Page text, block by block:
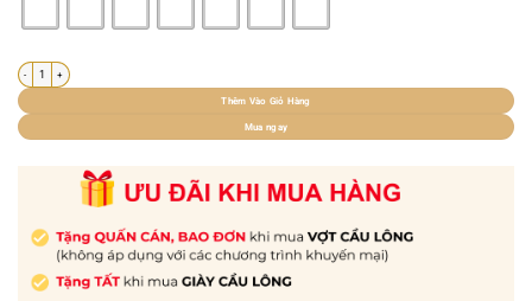
Chặn mồ hôi YONEX chính hãng số lượng
Thêm Vào Giỏ Hàng
Mua ngay